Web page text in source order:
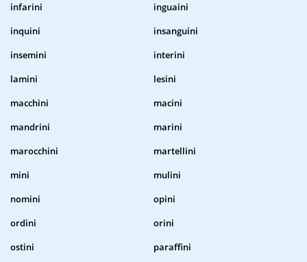
infarini
inguaini
inquini
insanguini
insemini
interini
lamini
lesini
macchini
macini
mandrini
marini
marocchini
martellini
mini
mulini
nomini
opini
ordini
orini
ostini
paraffini